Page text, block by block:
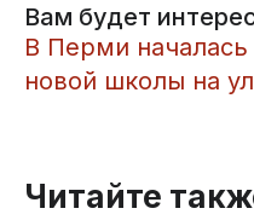
Вам будет
​В Перми началась
новой школы на
Читайте